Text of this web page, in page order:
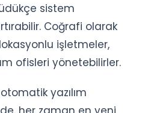
sistem
Coğrafi olarak
işletmeler,
ofisleri yönetebilirler.
yazılım